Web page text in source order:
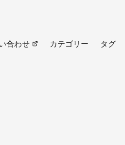
合わせ カテゴリー タグ